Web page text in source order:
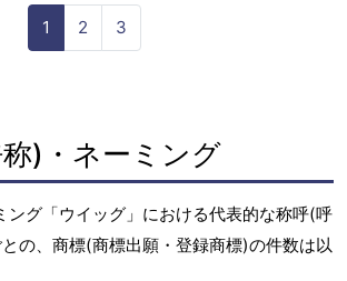
1
2 3
)・ネーミング
ング「ウイッグ」における代表的な称呼(呼
の、商標(商標出願・登録商標)の件数は以